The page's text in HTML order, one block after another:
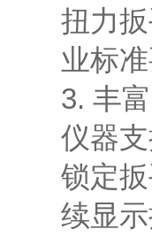
扭力
业标
3. 丰
仪器
锁定
续显